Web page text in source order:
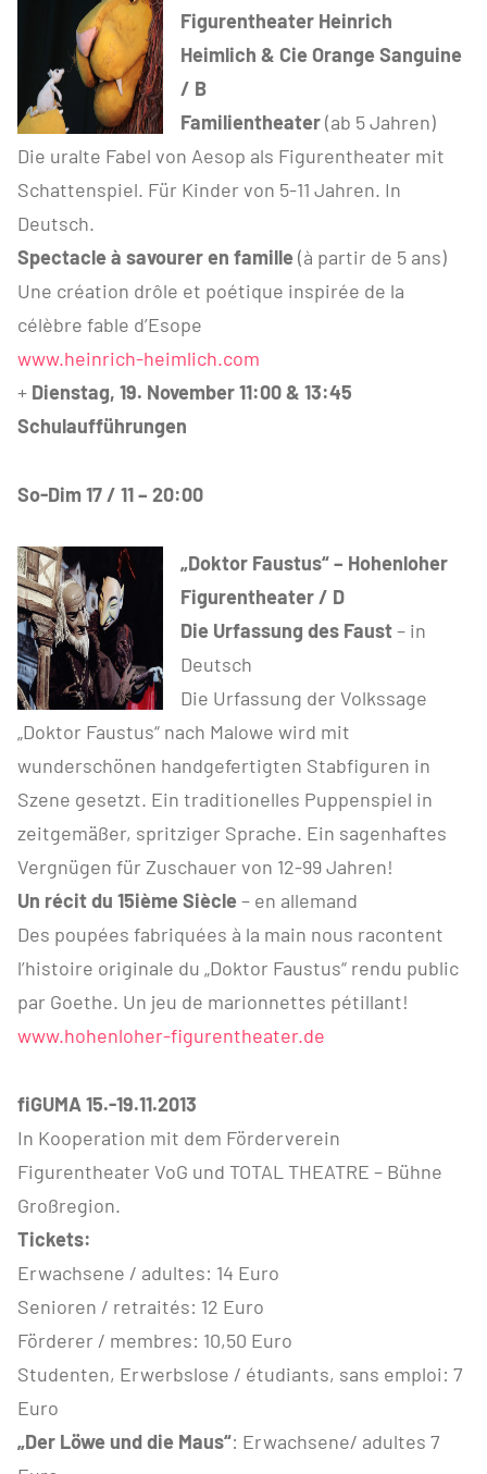
Figurentheater Heinrich
Heimlich & Cie Orange Sanguine
/ B
Familientheater(ab 5 Jahren)
Die uralte Fabel von Aesop als Figurentheater mit
Schattenspiel. Für Kinder von 5-11 Jahren. In
Deutsch.
Spectacle à savourer en famille(à partir de 5 ans)
Une création drôle et poétique inspirée de la
célèbre fable d’Esope
www.heinrich-heimlich.com
+ Dienstag, 19. November 11:00 & 13:45
Schulaufführungen
So-Dim 17 / 11 – 20:00
„Doktor Faustus“ – Hohenloher
Figurentheater / D
Die Urfassung des Faust– in
Deutsch
Die Urfassung der Volkssage
„Doktor Faustus“ nach Malowe wird mit
wunderschönen handgefertigten Stabfiguren in
Szene gesetzt. Ein traditionelles Puppenspiel in
zeitgemäßer, spritziger Sprache. Ein sagenhaftes
Vergnügen für Zuschauer von 12-99 Jahren!
Un récit du 15ième Siècle– en allemand
Des poupées fabriquées à la main nous racontent
l’histoire originale du „Doktor Faustus“ rendu public
par Goethe. Un jeu de marionnettes pétillant!
www.hohenloher-figurentheater.de
fiGUMA 15.-19.11.2013
In Kooperation mit dem Förderverein
Figurentheater VoG und TOTAL THEATRE – Bühne
Großregion.
Tickets:
Erwachsene / adultes: 14 Euro
Senioren / retraités: 12 Euro
Förderer / membres: 10,50 Euro
Studenten, Erwerbslose / étudiants, sans emploi: 7
Euro
„Der Löwe und die Maus“: Erwachsene/ adultes 7